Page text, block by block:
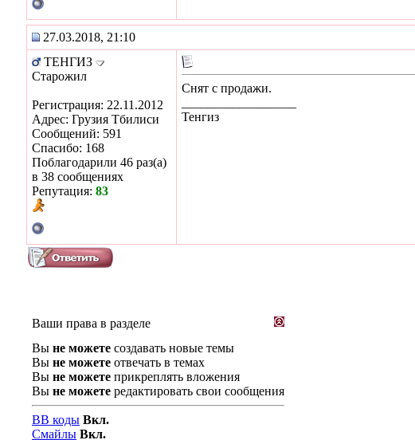
27.03.2018, 21:10
ТЕНГИЗ
Старожил
Регистрация: 22.11.2012
Адрес: Грузия Тбилиси
Сообщений: 591
Спасибо: 168
Поблагодарили 46 раз(а)
в 38 сообщениях
Репутация: 83
Снят с продажи.
Тенгиз
Ваши права в разделе
Вы не можете создавать новые темы
Вы не можете отвечать в темах
Вы не можете прикреплять вложения
Вы не можете редактировать свои сообщения
BB коды Вкл.
Смайлы Вкл.